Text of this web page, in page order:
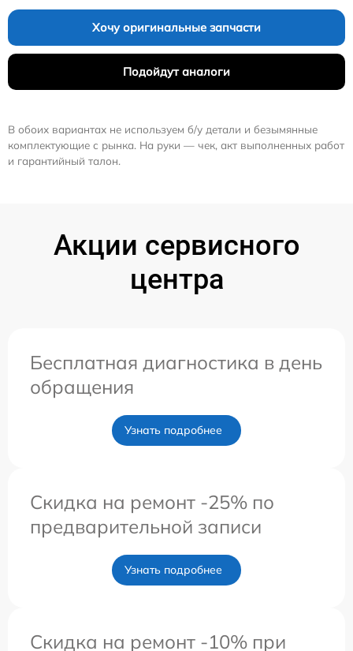
Хочу оригинальные запчасти
Подойдут аналоги
В обоих вариантах не используем б/у детали и безымянные
комплектующие с рынка. На руки — чек, акт выполненных работ
и гарантийный талон.
Акции сервисного
центра
Бесплатная диагностика в день
обращения
Узнать подробнее
Скидка на ремонт -25% по
предварительной записи
Узнать подробнее
Скидка на ремонт -10% при